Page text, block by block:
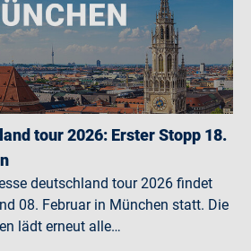
tour 2026: Erster Stopp 18.
deutschland tour 2026 findet
08. Februar in München statt. Die
lädt erneut alle…